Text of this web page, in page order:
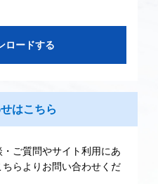
ロードする
はこちら
ご質問やサイト利用にあ
らよりお問い合わせくだ